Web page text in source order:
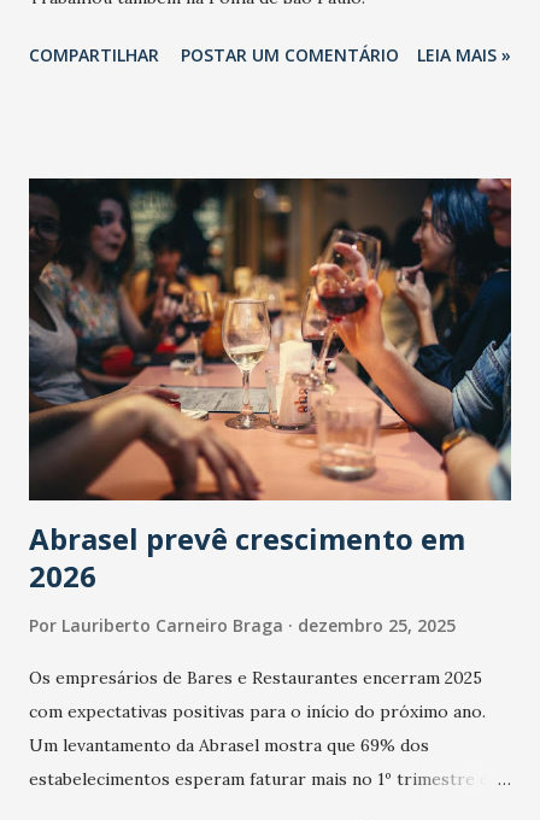
COMPARTILHAR POSTAR UM COMENTÁRIO LEIA MAIS »
Abrasel prevê crescimento em
2026
Por Lauriberto Carneiro Braga dezembro 25, 2025
Os empresários de Bares e Restaurantes encerram 2025
com expectativas positivas para o início do próximo ano.
Um levantamento da Abrasel mostra que 69% dos
estabelecimentos esperam faturar mais no 1º trimestre de